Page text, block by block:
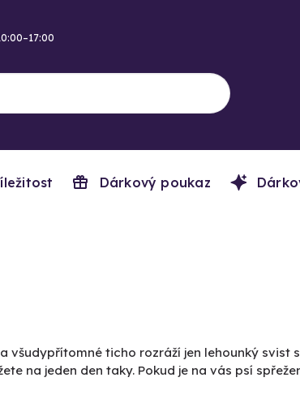
Dárkový poukaz
všudypřítomné ticho rozráží jen lehounký svist
na jeden den taky. Pokud je na vás psí